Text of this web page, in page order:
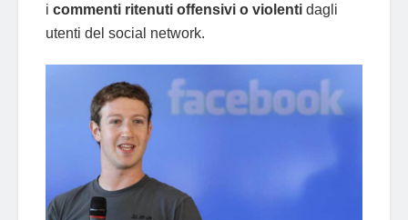
i commenti ritenuti offensivi o violenti dagli
utenti del social network.